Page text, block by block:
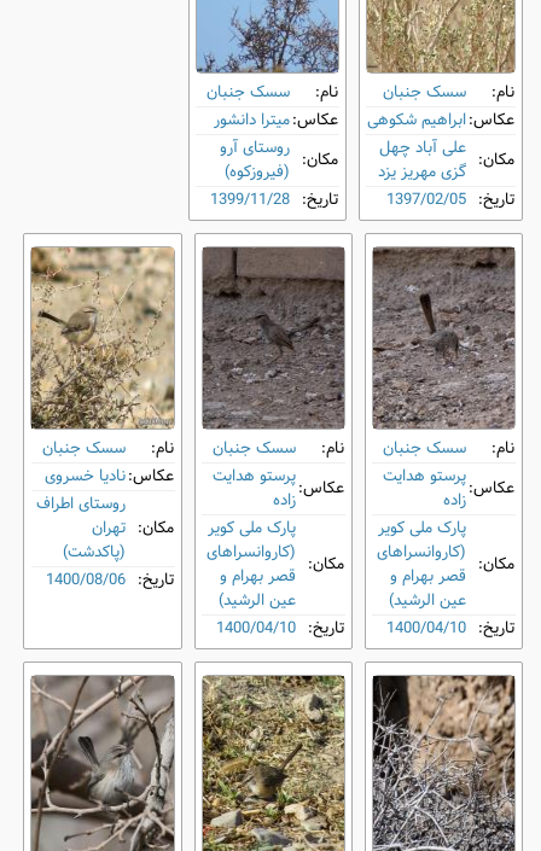
نام:
سسک جنبان
عکاس:ابراهیم شکوهی
مکان: علی آباد چهل
گزی مهریز یزد
تاریخ: 1397/02/05
نام:
سسک جنبان
عکاس:میترا دانشور
مکان: روستای آرو
(فیروزکوه)
تاریخ: 1399/11/28
نام:
سسک جنبان
عکاس:پرستو هدایت
زاده
مکان:
پارک ملی کویر
(کاروانسراهای
قصر بهرام و
عین الرشید)
تاریخ: 1400/04/10
نام:
سسک جنبان
عکاس:پرستو هدایت
زاده
مکان:
پارک ملی کویر
(کاروانسراهای
قصر بهرام و
عین الرشید)
تاریخ: 1400/04/10
نام:
سسک جنبان
عکاس:نادیا خسروی
مکان:
روستای اطراف
تهران
(پاکدشت)
تاریخ: 1400/08/06